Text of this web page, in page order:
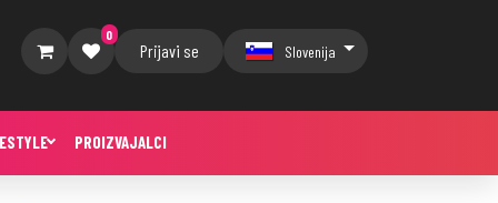
0
Prijavi se Slovenija
PROIZVAJALCI